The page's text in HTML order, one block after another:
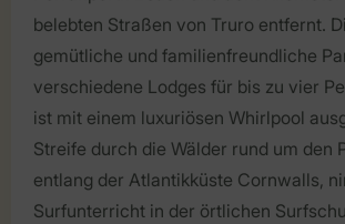
belebten Straßen von Truro entfernt.
gemütliche und familienfreundliche
verschiedene Lodges für bis zu vier
ist mit einem luxuriösen Whirlpool
Streife durch die Wälder rund um den
entlang der Atlantikküste Cornwalls,
Surfunterricht in der örtlichen